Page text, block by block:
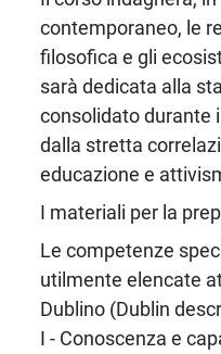
contemporaneo, le
filosofica e gli
sarà dedicata alla
consolidato durante
dalla stretta
educazione e
I materiali per la
Le competenze
utilmente elencate
Dublino (Dublin
I - Conoscenza e